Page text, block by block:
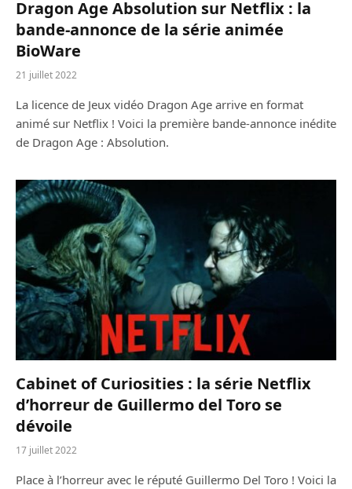
Dragon Age Absolution sur Netflix : la
bande-annonce de la série animée
BioWare
21 juillet 2022
La licence de Jeux vidéo Dragon Age arrive en format
animé sur Netflix ! Voici la première bande-annonce inédite
de Dragon Age : Absolution.
Cabinet of Curiosities : la série Netflix
d’horreur de Guillermo del Toro se
dévoile
17 juillet 2022
Place à l’horreur avec le réputé Guillermo Del Toro ! Voici la